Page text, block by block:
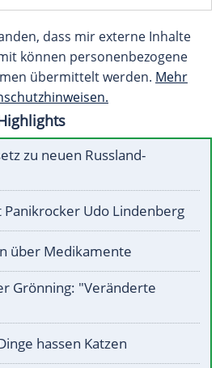
dass mir externe Inhalte
können personenbezogene
übermittelt werden. Mehr
zu neuen Russland-
Panikrocker Udo Lindenberg
über Medikamente
Grönning: "Veränderte
hassen Katzen